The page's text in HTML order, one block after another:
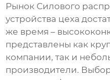
Рынок Силового
устройства цеха
же время –
представлены как
компании, так и
производители.